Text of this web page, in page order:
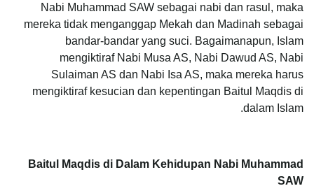
Nabi Muhammad SAW sebagai nabi dan rasul, maka
mereka tidak menganggap Mekah dan Madinah sebagai
bandar-bandar yang suci. Bagaimanapun, Islam
mengiktiraf Nabi Musa AS, Nabi Dawud AS, Nabi
Sulaiman AS dan Nabi Isa AS, maka mereka harus
mengiktiraf kesucian dan kepentingan Baitul Maqdis di
dalam Islam.
Baitul Maqdis di Dalam Kehidupan Nabi Muhammad
SAW